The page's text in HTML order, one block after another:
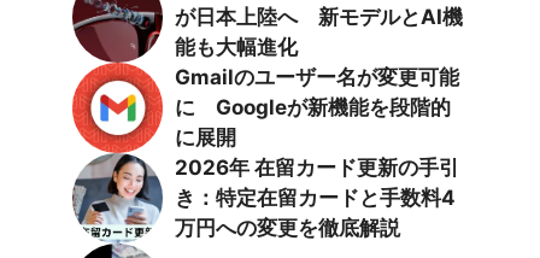
が日本上陸へ 新モデルとAI機
能も大幅進化
Gmailのユーザー名が変更可能
に Googleが新機能を段階的
に展開
2026年 在留カード更新の手引
き：特定在留カードと手数料4
万円への変更を徹底解説